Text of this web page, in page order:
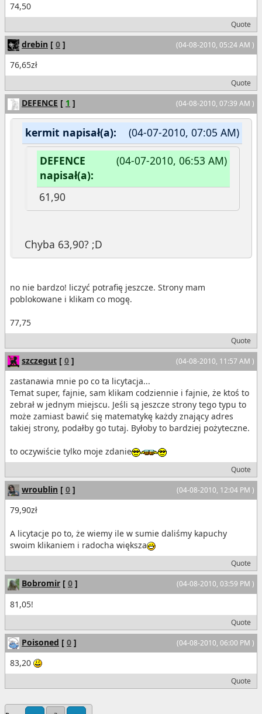
74,50
Quote
(04-08-2010, 05:24 AM )
drebin [ 0 ]
76,65zł
Quote
(04-08-2010, 07:39 AM )
DEFENCE [ 1 ]
(04-07-2010, 07:05 AM)
kermit napisał(a):
(04-07-2010, 06:53 AM)
DEFENCE
napisał(a):
61,90
Chyba 63,90? ;D
no nie bardzo! liczyć potrafię jeszcze. Strony mam
poblokowane i klikam co mogę.
77,75
Quote
(04-08-2010, 11:57 AM )
szczegut [ 0 ]
zastanawia mnie po co ta licytacja...
Temat super, fajnie, sam klikam codziennie i fajnie, że ktoś to
zebrał w jednym miejscu. Jeśli są jeszcze strony tego typu to
może zamiast bawić się matematykę każdy znający adres
takiej strony, podałby go tutaj. Byłoby to bardziej pożyteczne.
to oczywiście tylko moje zdanie
Quote
(04-08-2010, 12:04 PM )
wroublin [ 0 ]
79,90zł
A licytacje po to, że wiemy ile w sumie daliśmy kapuchy
swoim klikaniem i radocha większa
Quote
(04-08-2010, 03:59 PM )
Bobromir [ 0 ]
81,05!
Quote
(04-08-2010, 06:00 PM )
Poisoned [ 0 ]
83,20
Quote